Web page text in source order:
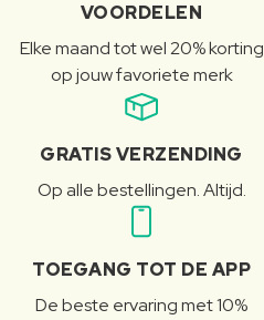
VOORDELEN
Elke maand tot wel 20% korting
op jouw favoriete merk
GRATIS VERZENDING
Op alle bestellingen. Altijd.
TOEGANG TOT DE APP
De beste ervaring met 10%